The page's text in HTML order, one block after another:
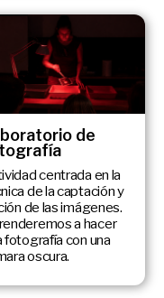
de
centrada en la
de la captación y
de las imágenes.
a hacer
fotografía con una
oscura.